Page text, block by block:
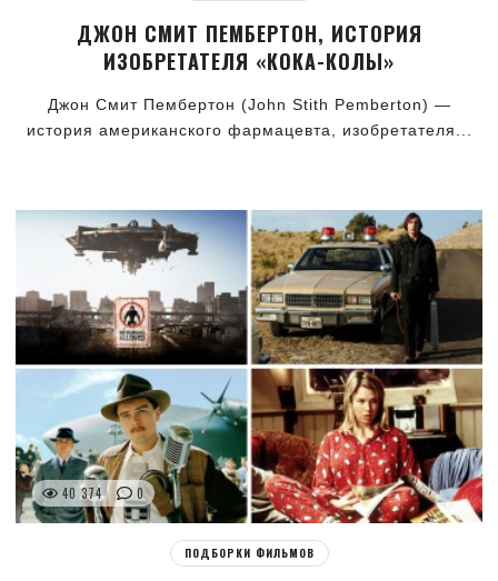
ДЖОН СМИТ ПЕМБЕРТОН, ИСТОРИЯ
ИЗОБРЕТАТЕЛЯ «КОКА-КОЛЫ»
Джон Смит Пембертон (John Stith Pemberton) —
история американского фармацевта, изобретателя...
40 374 0
ПОДБОРКИ ФИЛЬМОВ